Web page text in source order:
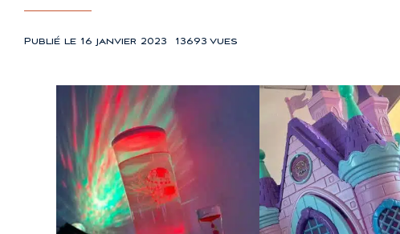
Publié le 16 janvier 2023 13693 vues